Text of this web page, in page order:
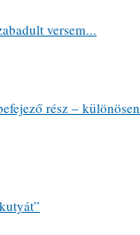
versem...
rész – különösen